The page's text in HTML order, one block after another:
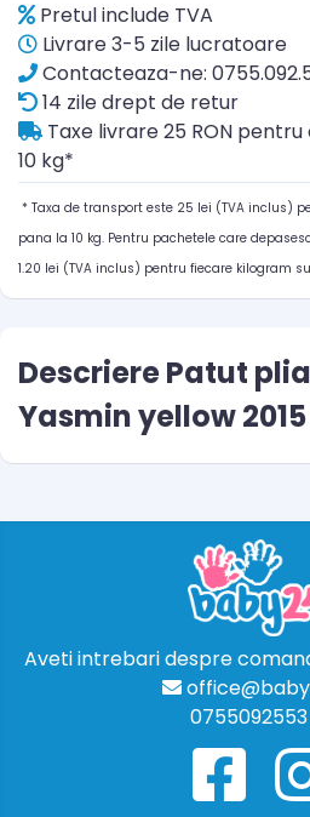
Pretul include TVA
Livrare 3-5 zile lucratoare
Contacteaza-ne:
14 zile drept de retur
Taxe livrare 25 RON
10 kg*
* Taxa de transport este 25 lei (TVA inclus)
pana la 10 kg. Pentru pachetele care
1.20 lei (TVA inclus) pentru fiecare kilogram
Descriere Patut
Yasmin yellow 2015
Aveti intrebari despre
0755092553